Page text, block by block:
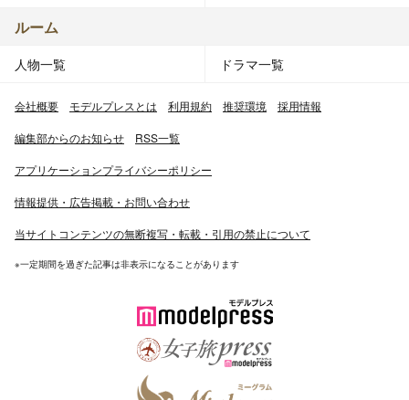
ルーム
人物一覧 ドラマ一覧
会社概要 モデルプレスとは 利用規約 推奨環境 採用情報
編集部からのお知らせ RSS一覧
アプリケーションプライバシーポリシー
情報提供・広告掲載・お問い合わせ
当サイトコンテンツの無断複写・転載・引用の禁止について
※一定期間を過ぎた記事は非表示になることがあります